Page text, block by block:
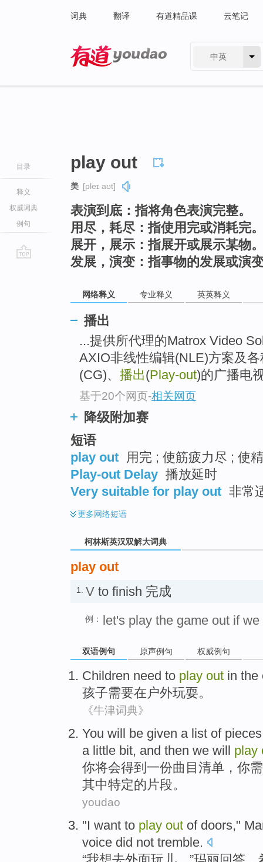
词典 翻译 有道精品课 云笔记
中英
目录
释义
权威词典
例句
play out
美 [pleɪ aʊt]
表演到底：指将角色表演完整。
用尽，耗尽：指使用完或消耗完
展开，展示：指展开或展示某物
发展，演变：指事物的发展或演
网络释义 专业释义 英英释义
播出
...提供所代理的Matrox Video
AXIO非线性编辑(NLE)方案及
(CG)、 播出(Play-out)的广播电
基于20个网页-相关网页
降级附加赛
短语
play out 用完 ; 使筋疲力尽 ; 使
Play-out Delay 播放延时
Very suitable for play out 非常
更多网络短语
柯林斯英汉双解大词典
play out
1. V to finish 完成
例： let's play the game out if
双语例句 原声例句 权威例句
Children need to play out in the
孩子需要在 户外玩耍。
《牛津词典》
You will be given a list ofpieces
a little bit, and then we will play
你将会得到 一份曲目清单 ，你
其中特定的 片段。
youdao
"I want to play out of doors,"
voice did not tremble.